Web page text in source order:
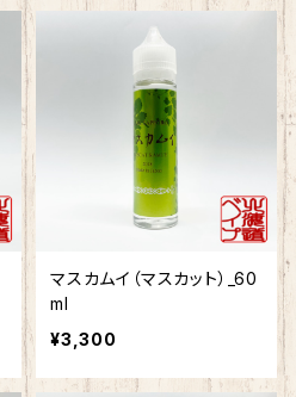
マスカムイ（マスカット）_60
ml
¥3,300